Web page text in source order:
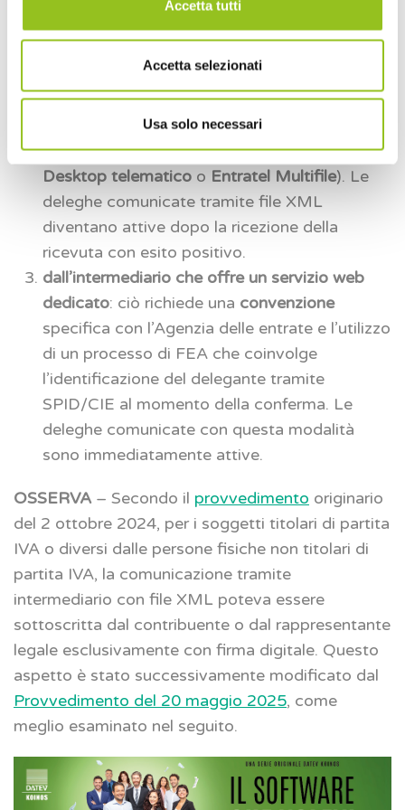
Accetta tutti
Accetta selezionati
Usa solo necessari
comunicazioni possono avvenire in modalità
“puntuale” (tramite funzionalità web) o
“massiva” (tramite invio di un unico file con
più deleghe, utilizzando software come
Desktop telematico o Entratel Multifile). Le
deleghe comunicate tramite file XML
diventano attive dopo la ricezione della
ricevuta con esito positivo.
dall’intermediario che offre un servizio web
dedicato: ciò richiede una convenzione
specifica con l’Agenzia delle entrate e l’utilizzo
di un processo di FEA che coinvolge
l’identificazione del delegante tramite
SPID/CIE al momento della conferma. Le
deleghe comunicate con questa modalità
sono immediatamente attive.
OSSERVA – Secondo il provvedimento originario
del 2 ottobre 2024, per i soggetti titolari di partita
IVA o diversi dalle persone fisiche non titolari di
partita IVA, la comunicazione tramite
intermediario con file XML poteva essere
sottoscritta dal contribuente o dal rappresentante
legale esclusivamente con firma digitale. Questo
aspetto è stato successivamente modificato dal
Provvedimento del 20 maggio 2025, come
meglio esaminato nel seguito.